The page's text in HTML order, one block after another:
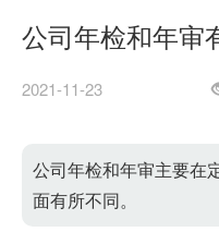
公司年检和年审
2021-11-23
公司年检和年审主要在
面有所不同。